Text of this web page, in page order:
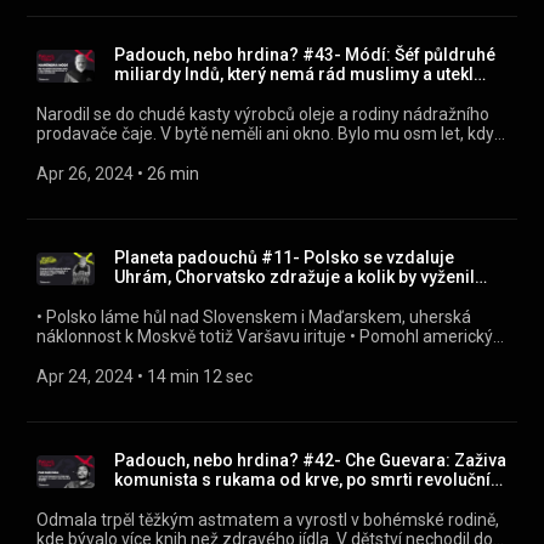
Tálibán. Byla vůbec šance je porazit?
Padouch, nebo hrdina? #43- Módí: Šéf půldruhé
miliardy Indů, který nemá rád muslimy a utekl
Narodil se do chudé kasty výrobců oleje a rodiny nádražního
prodavače čaje. V bytě neměli ani okno. Bylo mu osm let, když
organizace, jejíž členové přísahají na hinduismus a odmítají
Pak se vrátil k nacionalistům, chvíli pobýval v ilegalitě a
nakonec udělal politickou kariéru. Stanice BBC tvrdí, že jako
premiér indického státu Gudžarát neudělal dost, aby v roce
2002 zamezil pogromům na muslimy. Toto je příběh
indického premiéra Naréndry Módího, celoživotního
nacionalisty a ekonomického reformátora, který nejlidnatější
zemi planety vládne už deset let a po nynějších volbách
zřejmě v křesle zůstane.
Apr 26, 2024 • 26 min
Planeta padouchů #11- Polsko se vzdaluje
Uhrám, Chorvatsko zdražuje a kolik by vyženil
•⁠ Polsko láme hůl nad Slovenskem i Maďarskem, uherská
náklonnost k Moskvě totiž Varšavu irituje •⁠ Pomohl americký
v Kongresu, aby hlasovali pro finanční i vojenskou pomoc
a proč hlasování trvá několik týdnů? A proč je právě v Indii
sňatek odpovědná smlouva a nikoliv pošetilá romance?
Apr 24, 2024 • 14 min 12 sec
Padouch, nebo hrdina? #42- Che Guevara: Zaživa
komunista s rukama od krve, po smrti revoluční
Odmala trpěl těžkým astmatem a vyrostl v bohémské rodině,
kde bývalo více knih než zdravého jídla. V dětství nechodil do